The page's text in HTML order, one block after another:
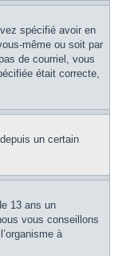
spécifié avoir en
même ou soit par
de courriel, vous
était correcte,
un certain
13 ans un
vous conseillons
à